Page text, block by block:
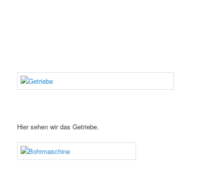
Hier sehen wir das Getriebe.